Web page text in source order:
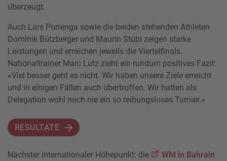
überzeugt.
Auch Lars Porrenga sowie die beiden stehenden Athleten
Dominik Bützberger und Maurin Stübi zeigen starke
Leistungen und erreichen jeweils die Viertelfinals.
Nationaltrainer Marc Lutz zieht ein rundum positives Fazit:
«Viel besser geht es nicht. Wir haben unsere Ziele erreicht
und in einigen Fällen auch übertroffen. Wir hatten als
Delegation wohl noch nie ein so reibungsloses Turnier.»
RESULTATE
Nächster internationaler Höhepunkt: die
WM in Bahrain